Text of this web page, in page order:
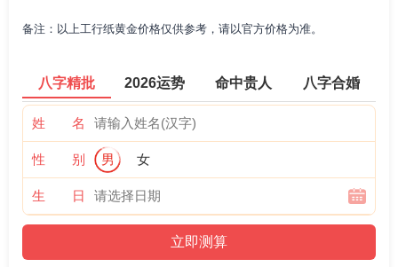
备注：以上工行纸黄金价格仅供参考，请以官方价格为准。
八字精批 2026运势 命中贵人 八字合婚
姓 名
性 别 男 女
生 日